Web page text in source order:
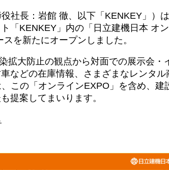
社長：岩館 徹、以下「KENKEY」）
「KENKEY」内の「日立建機日本 オ
を新たにオープンしました。
拡大防止の観点から対面での展示会・
などの在庫情報、さまざまなレンタル
この「オンラインEXPO」を含め、建
提案してまいります。